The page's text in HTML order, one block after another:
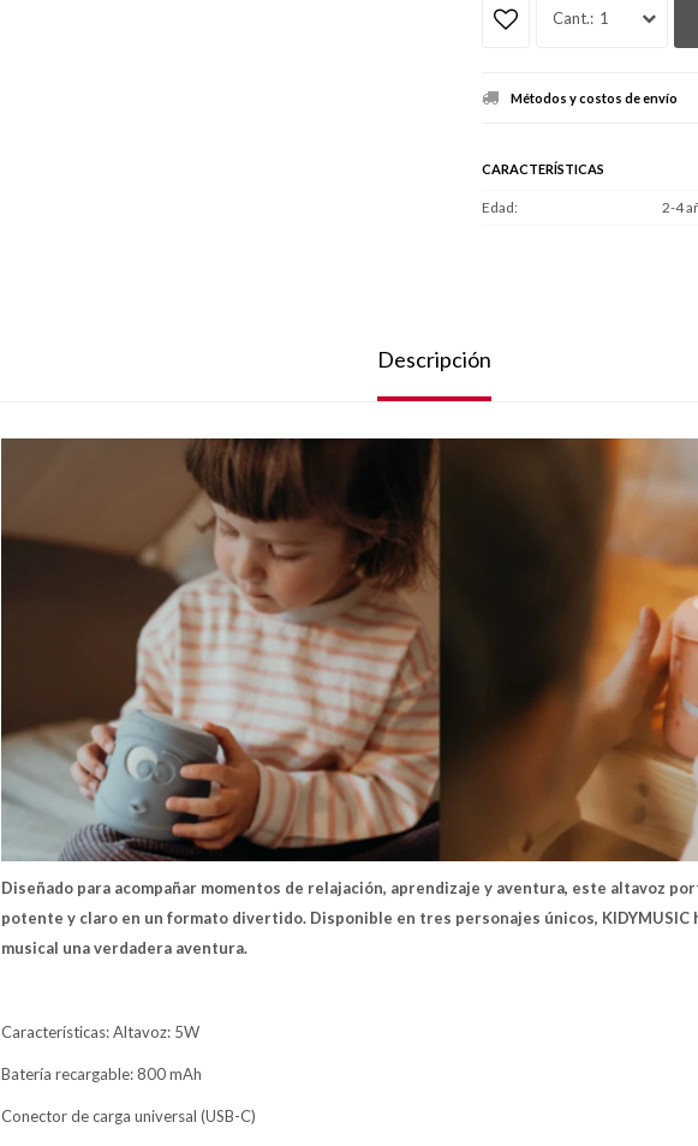
1
Métodos y costos de envío
CARACTERÍSTICAS
Edad 2-4
Descripción
Diseñado para acompañar momentos de relajación, aprendizaje y aventura, este altavoz
potente y claro en un formato divertido. Disponible en tres personajes únicos, KIDYMUSIC
musical una verdadera aventura.
Características: Altavoz: 5W
Batería recargable: 800 mAh
Conector de carga universal (USB-C)